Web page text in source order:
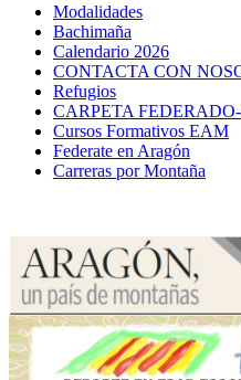
Modalidades
Bachimaña
Calendario 2026
CONTACTA CON
Refugios
CARPETA
Cursos Formativos EAM
Federate en Aragón
Carreras por Montaña